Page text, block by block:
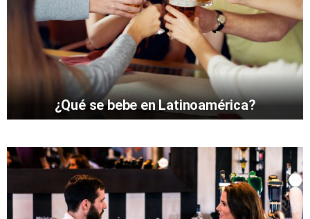
¿Qué se bebe en Latinoamérica?